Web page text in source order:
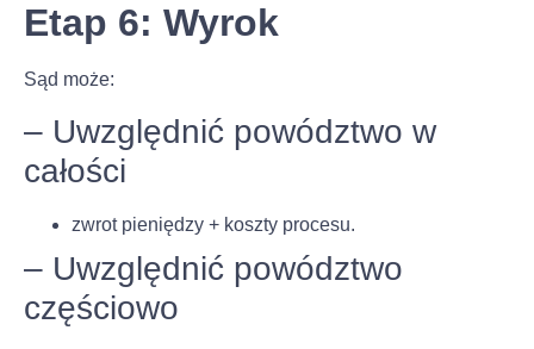
Etap 6: Wyrok
Sąd może:
– Uwzględnić powództwo w
całości
zwrot pieniędzy + koszty procesu.
– Uwzględnić powództwo
częściowo